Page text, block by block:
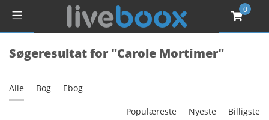
0
Søgeresultat for "Carole Mortimer"
Alle Bog Ebog
Populæreste Nyeste Billigste